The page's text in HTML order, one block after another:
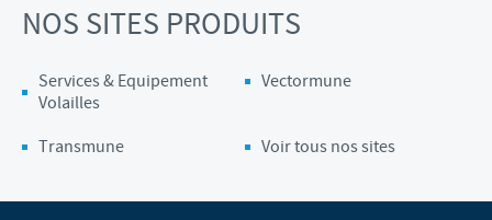
NOS SITES PRODUITS
Services & Equipement
Volailles
Vectormune
Transmune Voir tous nos sites